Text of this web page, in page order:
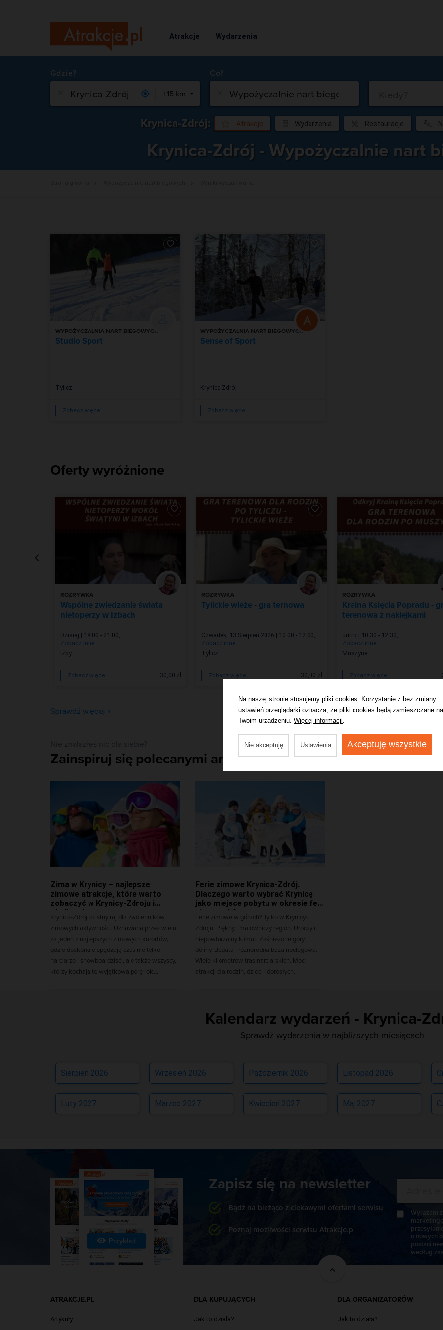
Atrakcje Wydarzenia
Gdzie?
+15 km
Co?
Krynica-Zdrój: Atrakcje Wydarzenia Restauracje
Krynica-Zdrój - Wypożyczalnie nart
WYPOŻYCZALNIA NART BIEGOWYCH
Studio Sport
Tylicz
Zobacz więcej
WYPOŻYCZALNIA NART BIEGOWYCH
Sense of Sport
Krynica-Zdrój
Zobacz więcej
Oferty wyróżnione
ROZRYWKA
Wspólne zwiedzanie świata
nietoperzy w Izbach
Dzisiaj | 19:00 - 21:00
Zobacz inne
Izby
Zobacz więcej 30,00 zł
ROZRYWKA
Tylickie wieże - gra ternowa
Czwartek, 13 Sierpień 2026 | 10:00 - 12:00
Zobacz inne
Tylicz
Zobacz więcej 30,00 zł
ROZRYWKA
Kraina Księcia Popradu -
terenowa z naklejkami
Jutro | 10:30 - 12:30
Zobacz inne
Muszyna
Zobacz więcej
Sprawdź więcej
Zainspiruj się polecanymi artykułami
Zima w Krynicy – najlepsze
zimowe atrakcje, które warto
zobaczyć w Krynicy-Zdroju i
okolicach
Krynica-Zdrój to istny raj dla zwolenników
zimowych aktywności. Uznawana przez wielu,
za jeden z najlepszych zimowych kurortów,
gdzie doskonale spędzają czas nie tylko
narciarze i snowboardziści, ale także wszyscy,
którzy kochają tę wyjątkową porę roku.
Ferie zimowe Krynica-Zdrój.
Dlaczego warto wybrać Krynicę
jako miejsce pobytu w okresie ferii
zimowych?
Ferie zimowe w górach? Tylko w Krynicy-
Zdroju! Piękny i malowniczy region. Uroczy i
niepowtarzalny klimat. Zaśnieżone góry i
doliny. Bogata i różnorodna baza noclegowa.
Wiele kilometrów tras narciarskich. Moc
atrakcji dla rodzin, dzieci i dorosłych.
Kalendarz wydarzeń - Krynica-
Sprawdź wydarzenia w najbliższych miesiącach
Sierpień 2026 Wrzesień 2026 Październik 2026 Listopad 2026
Luty 2027 Marzec 2027 Kwiecień 2027 Maj 2027
Przykład
Zapisz się na newsletter
Bądź na bieżąco z ciekawymi ofertami serwisu
Poznaj możliwości serwisu Atrakcje.pl
Wyrażam
o nowych
postaci
według
ATRAKCJE.PL
Artykuły
DLA KUPUJĄCYCH
Jak to działa?
DLA ORGANIZATORÓW
Jak to działa?
Na naszej stronie stosujemy pliki cookies. Korzystanie z bez zmiany
ustawień przeglądarki oznacza, że pliki cookies będą zamieszczane na
Twoim urządzeniu. Więcej informacji
Nie akceptuję Ustawienia Akceptuję wszystkie